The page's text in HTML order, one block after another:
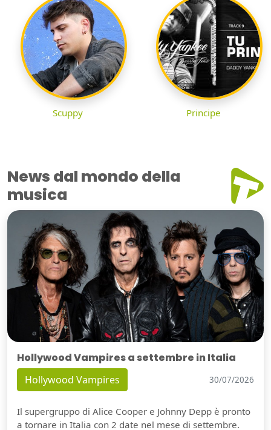
Scuppy Principe
News dal mondo della
musica
Hollywood Vampires a settembre in Italia
Hollywood Vampires 30/07/2026
Il supergruppo di Alice Cooper e Johnny Depp è pronto
a tornare in Italia con 2 date nel mese di settembre.